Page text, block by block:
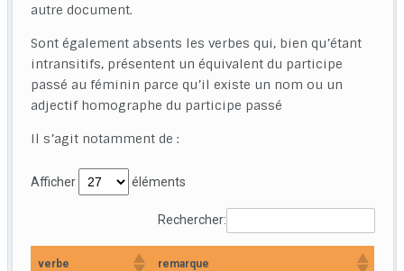
autre document.
Sont également absents les verbes qui, bien qu’étant
intransitifs, présentent un équivalent du participe
passé au féminin parce qu’il existe un nom ou un
adjectif homographe du participe passé
Il s’agit notamment de :
Afficher éléments
Rechercher:
verbe remarque